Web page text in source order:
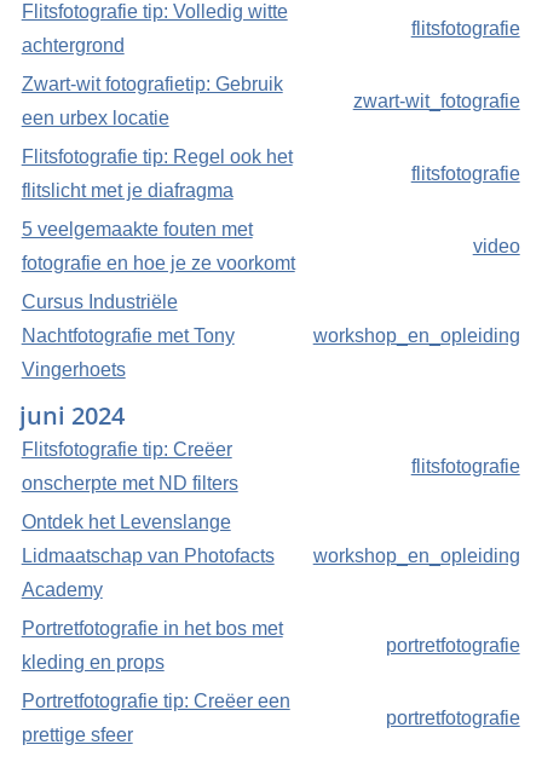
Flitsfotografie tip: Volledig witte
achtergrond
flitsfotografie
Zwart-wit fotografietip: Gebruik
een urbex locatie
zwart-wit_fotografie
Flitsfotografie tip: Regel ook het
flitslicht met je diafragma
flitsfotografie
5 veelgemaakte fouten met
fotografie en hoe je ze voorkomt
video
Cursus Industriële
Nachtfotografie met Tony
Vingerhoets
workshop_en_opleiding
juni 2024
Flitsfotografie tip: Creëer
onscherpte met ND filters
flitsfotografie
Ontdek het Levenslange
Lidmaatschap van Photofacts
Academy
workshop_en_opleiding
Portretfotografie in het bos met
kleding en props
portretfotografie
Portretfotografie tip: Creëer een
prettige sfeer
portretfotografie